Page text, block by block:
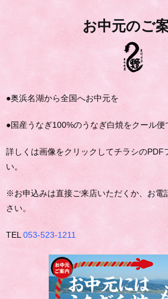
お中元のご
●奥浜名湖から全国へお中元を
●国産うなぎ100%のうなぎ白焼をクール便
詳しくは画像をクリックしてチラシのPDF
い。
※お申込みは直接ご来店いただくか、お電
さい。
TEL053-523-1211